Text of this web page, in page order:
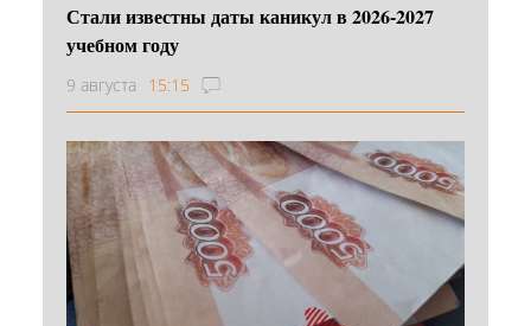
Стали известны даты каникул в 2026-2027
учебном году
9 августа 15:15